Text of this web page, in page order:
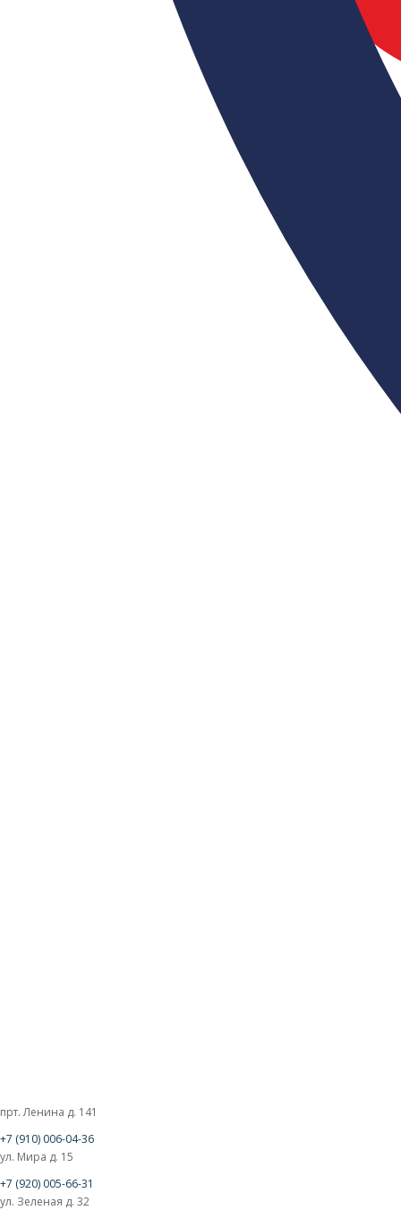
прт. Ленина д. 141
+7 (910) 006-04-36
ул. Мира д. 15
+7 (920) 005-66-31
ул. Зеленая д. 32